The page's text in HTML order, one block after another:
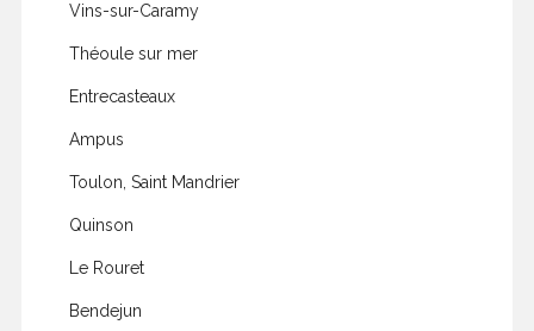
Vins-sur-Caramy
Théoule sur mer
Entrecasteaux
Ampus
Toulon, Saint Mandrier
Quinson
Le Rouret
Bendejun